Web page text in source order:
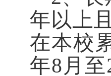
年以上
在本校
年8 月至